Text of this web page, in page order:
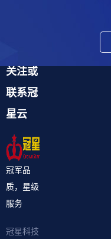
关注或
联系冠
星云
冠军品
质，星级
服务
冠星科技